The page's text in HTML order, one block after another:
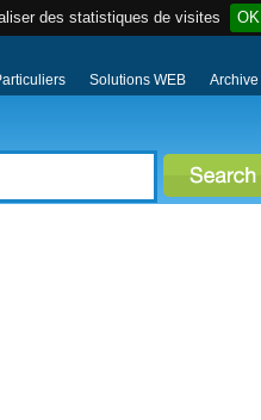
des statistiques de visites OK
Solutions WEB Archive